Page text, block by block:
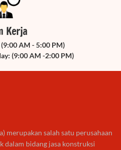
Kerja
AM - 5:00 PM)
(9:00 AM -2:00 PM)
merupakan salah satu perusahaan
dalam bidang jasa konstruksi